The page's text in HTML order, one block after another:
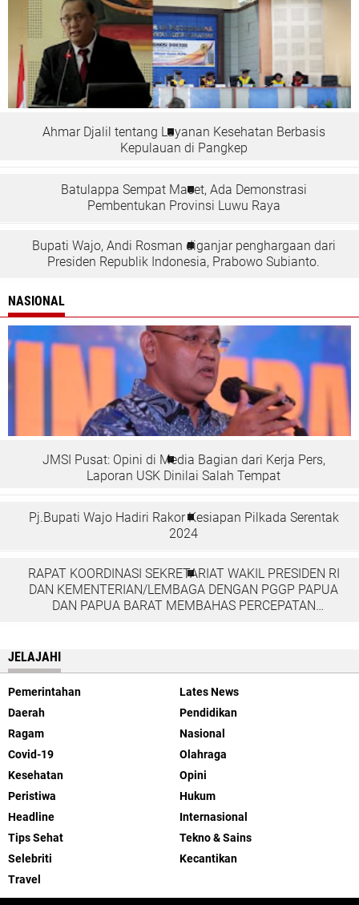
Ahmar Djalil tentang Layanan Kesehatan Berbasis
Kepulauan di Pangkep
Batulappa Sempat Macet, Ada Demonstrasi
Pembentukan Provinsi Luwu Raya
Bupati Wajo, Andi Rosman diganjar penghargaan dari
Presiden Republik Indonesia, Prabowo Subianto.
NASIONAL
JMSI Pusat: Opini di Media Bagian dari Kerja Pers,
Laporan USK Dinilai Salah Tempat
Pj.Bupati Wajo Hadiri Rakor Kesiapan Pilkada Serentak
2024
RAPAT KOORDINASI SEKRETARIAT WAKIL PRESIDEN RI
DAN KEMENTERIAN/LEMBAGA DENGAN PGGP PAPUA
DAN PAPUA BARAT MEMBAHAS PERCEPATAN
JELAJAHI
Pemerintahan
Lates News
Daerah
Pendidikan
Ragam
Nasional
Covid-19
Olahraga
Kesehatan
Opini
Peristiwa
Hukum
Headline
Internasional
Tips Sehat
Tekno & Sains
Selebriti
Kecantikan
Travel